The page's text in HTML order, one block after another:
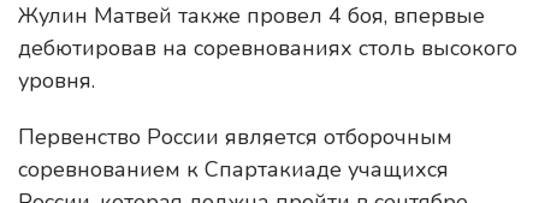
Жулин Матвей также провел 4 боя, впервые
дебютировав на соревнованиях столь высокого
уровня.
Первенство России является отборочным
соревнованием к Спартакиаде учащихся